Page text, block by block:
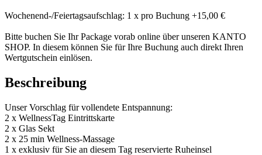
Wochenend-/Feiertagsaufschlag: 1 x pro Buchung +15,00 €
Bitte buchen Sie Ihr Package vorab online über unseren KANTO
SHOP. In diesem können Sie für Ihre Buchung auch direkt Ihren
Wertgutschein einlösen.
Beschreibung
Unser Vorschlag für vollendete Entspannung:
2 x WellnessTag Eintrittskarte
2 x Glas Sekt
2 x 25 min Wellness-Massage
1 x exklusiv für Sie an diesem Tag reservierte Ruheinsel